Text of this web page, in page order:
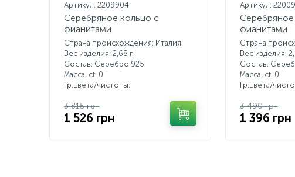
Артикул: 2209904
Серебряное кольцо с
фианитами
Страна происхождения: Италия
Вес изделия: 2,68 г.
Состав: Серебро 925
Масса, ct: 0
Гр.цвета/чистоты:
3 815 грн
1 526 грн
Артикул:
фианитами
Страна
Вес изделия:
Состав:
Масса, ct: 0
Гр.цвета/
3 490 грн
1 396 грн